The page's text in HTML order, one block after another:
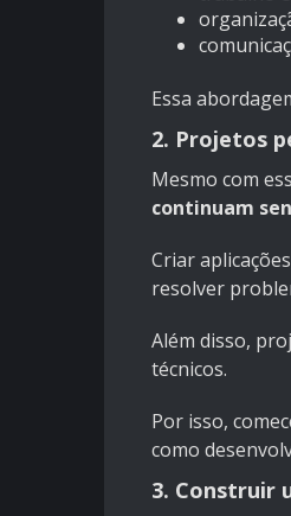
Essa
2. Projetos
Mesmo com
continuam
Criar
resolver
Além disso,
técnicos.
Por isso,
como
3. Construir